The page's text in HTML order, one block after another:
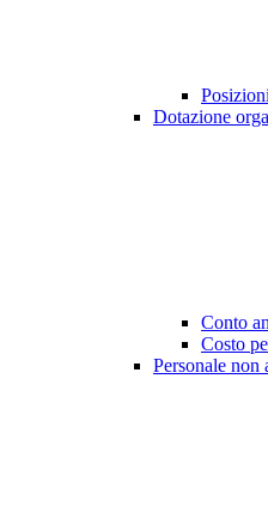
Dotazione
Conto
Costo
Personale non